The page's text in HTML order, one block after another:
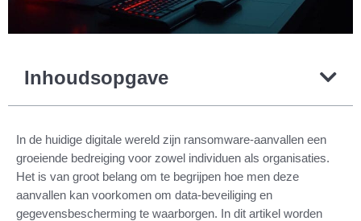
Inhoudsopgave
In de huidige digitale wereld zijn ransomware-aanvallen een
groeiende bedreiging voor zowel individuen als organisaties.
Het is van groot belang om te begrijpen hoe men deze
aanvallen kan voorkomen om data-beveiliging en
gegevensbescherming te waarborgen. In dit artikel worden